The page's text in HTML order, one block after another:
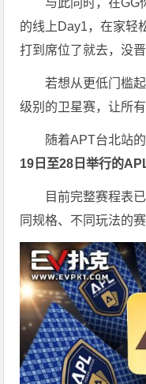
与此同时，在GG
的线上Day1，在家轻
打到席位了就去，没
若想从更低门槛
级别的卫星赛，让所
随着APT台北站
19 日至28 日举行的
目前完整赛程表
同规格、不同玩法的